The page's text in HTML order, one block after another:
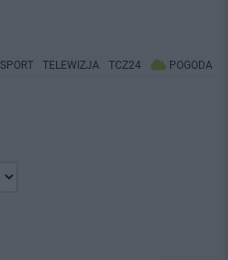
SPORT TELEWIZJA TCZ24 POGODA